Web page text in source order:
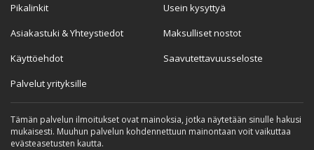
Pikalinkit
Asiakastuki & Yhteystiedot
Käyttöehdot
Palvelut yrityksille
Usein kysyttyä
Maksulliset nostot
Saavutettavuusseloste
Tämän palvelun ilmoitukset ovat mainoksia, jotka näytetään sinulle hakusi
mukaisesti. Muuhun palvelun kohdennettuun mainontaan voit vaikuttaa
evästeasetusten kautta.